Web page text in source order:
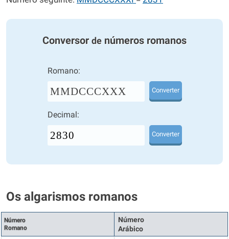
Conversor de números romanos
Romano:
MMDCCCXXX Converter
Decimal:
Converter
Os algarismos romanos
Número
Romano
Número
Arábico